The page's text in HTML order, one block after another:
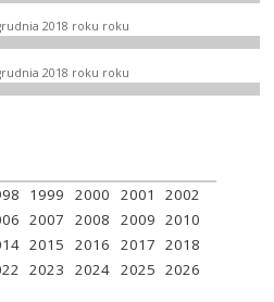
2018 roku roku
2018 roku roku
1999 2000 2001
2002
2007 2008 2009 2010
2015 2016 2017 2018
2023 2024 2025 2026